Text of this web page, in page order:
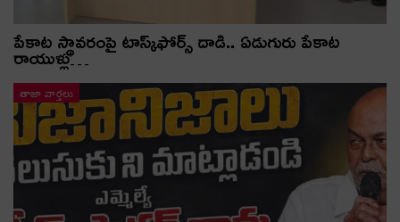
పేకాట స్థావరంపై టాస్క్‌ఫోర్స్ దాడి.. ఏడుగురు పేకాట
రాయుళ్లు…
తాజా వార్తలు